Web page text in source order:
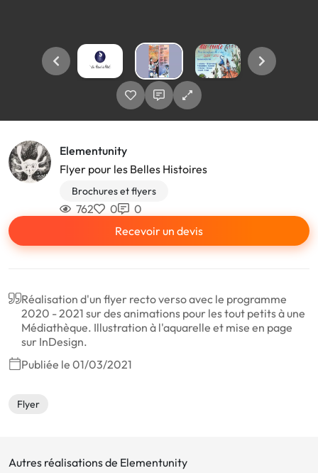
Elementunity
Flyer pour les Belles Histoires
Brochures et flyers
762 0
0
Recevoir un devis
Réalisation d'un flyer recto verso avec le programme
2020 - 2021 sur des animations pour les tout petits à une
Médiathèque. Illustration à l'aquarelle et mise en page
sur InDesign.
Publiée le 01/03/2021
Flyer
Autres réalisations de Elementunity